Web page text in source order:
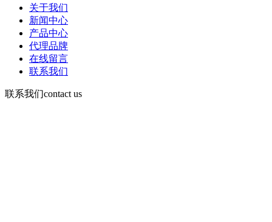
关于我们
新闻中心
产品中心
代理品牌
在线留言
联系我们
联系我们contact us